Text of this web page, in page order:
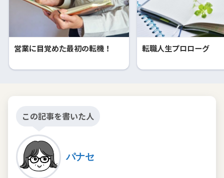
営業に目覚めた最初の転機！ 転職人生プロローグ
この記事を書いた人
パナセ